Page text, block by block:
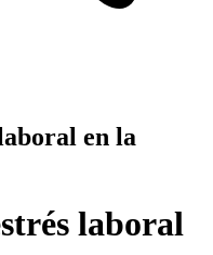
en la
laboral